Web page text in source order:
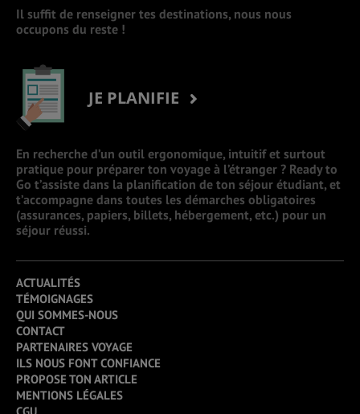
Il suffit de renseigner tes destinations, nous nous
occupons du reste !
JE PLANIFIE
En recherche d’un outil ergonomique, intuitif et surtout
pratique pour préparer ton voyage à l’étranger ? Ready to
Go t’assiste dans la planification de ton séjour étudiant, et
t’accompagne dans toutes les démarches obligatoires
(assurances, papiers, billets, hébergement, etc.) pour un
séjour réussi.
ACTUALITÉS
TÉMOIGNAGES
QUI SOMMES-NOUS
CONTACT
PARTENAIRES VOYAGE
ILS NOUS FONT CONFIANCE
PROPOSE TON ARTICLE
MENTIONS LÉGALES